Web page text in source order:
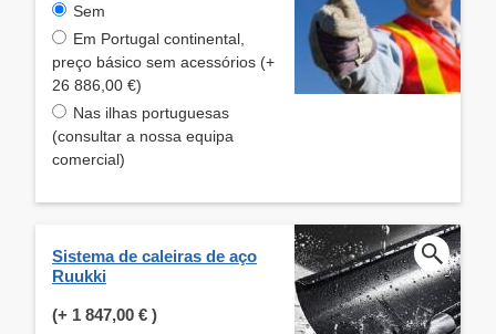
Sem
Em Portugal continental,
preço básico sem acessórios (+
26 886,00 €)
Nas ilhas portuguesas
(consultar a nossa equipa
comercial)
Sistema de caleiras de aço
Ruukki
(+ 1 847,00 € )